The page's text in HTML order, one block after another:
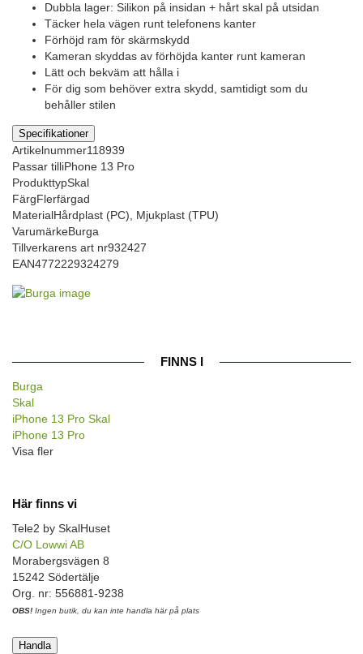
Dubbla lager: Silikon på insidan + hårt skal på utsidan
Täcker hela vägen runt telefonens kanter
Förhöjd ram för skärmskydd
Kameran skyddas av förhöjda kanter runt kameran
Lätt och bekväm att hålla i
För dig som behöver extra skydd, samtidigt som du
behåller stilen
Specifikationer
Artikelnummer118939
Passar tilliPhone 13 Pro
ProdukttypSkal
FärgFlerfärgad
MaterialHårdplast (PC), Mjukplast (TPU)
VarumärkeBurga
Tillverkarens art nr932427
EAN4772229324279
FINNS I
Burga
Skal
iPhone 13 Pro Skal
iPhone 13 Pro
Visa fler
Här finns vi
Tele2 by SkalHuset
C/O Lowwi AB
Morabergsvägen 8
15242 Södertälje
Org. nr: 556881-9238
OBS! Ingen butik, du kan inte handla här på plats
Handla